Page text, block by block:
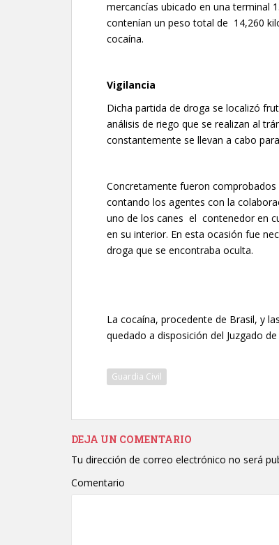
mercancías ubicado en una terminal
contenían un peso total de 14,260
cocaína.
Vigilancia
Dicha partida de droga se localizó
análisis de riego que se realizan al
constantemente se llevan a cabo
Concretamente fueron
contando los agentes con la
uno de los canes el contenedor en
en su interior. En esta ocasión fue
droga que se encontraba oculta.
La cocaína, procedente de Brasil, y
quedado a disposición del Juzgado
Guardia Civil
DEJA UN COMENTARIO
Tu dirección de correo electrónico no será
Comentario